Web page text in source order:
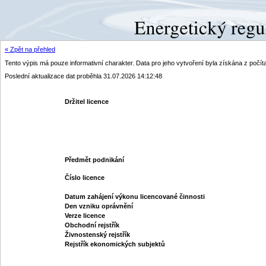
« Zpět na přehled
Tento výpis má pouze informativní charakter. Data pro jeho vytvoření byla získána z
Poslední aktualizace dat proběhla 31.07.2026 14:12:48
Držitel licence
Předmět podnikání
Číslo licence
Datum zahájení výkonu licencované činnosti
Den vzniku oprávnění
Verze licence
Obchodní rejstřík
Živnostenský rejstřík
Rejstřík ekonomických subjektů